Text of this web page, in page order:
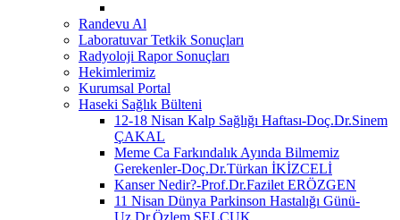
Randevu Al
Laboratuvar Tetkik Sonuçları
Radyoloji Rapor Sonuçları
Hekimlerimiz
Kurumsal Portal
Haseki Sağlık Bülteni
12-18 Nisan Kalp Sağlığı Haftası-Doç.Dr.Sinem
ÇAKAL
Meme Ca Farkındalık Ayında Bilmemiz
Gerekenler-Doç.Dr.Türkan İKİZCELİ
Kanser Nedir?-Prof.Dr.Fazilet ERÖZGEN
11 Nisan Dünya Parkinson Hastalığı Günü-
Uz.Dr.Özlem SELÇUK